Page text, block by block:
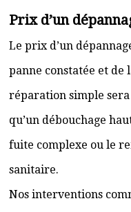
Prix d’un
Le prix d’un
panne constatée et de
réparation simple
qu’un débouchage
fuite complexe ou le
sanitaire.
Nos interventions